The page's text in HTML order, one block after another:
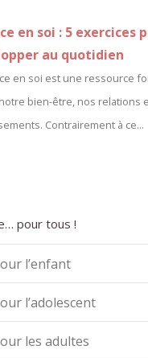
en soi : 5 exercices
au quotidien
en soi est une ressource
bien-être, nos relations
Contrairement à ce...
pour tous !
l’enfant
l’adolescent
les adultes